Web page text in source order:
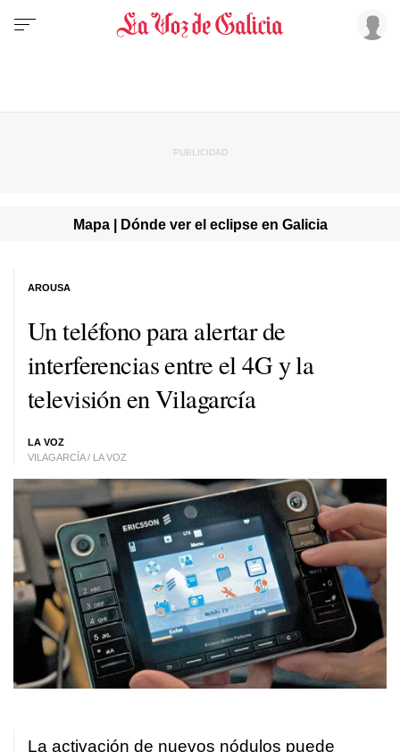
Mapa | Dónde ver el eclipse en Galicia
Un teléfono para alertar de
interferencias entre el 4G y la
televisión en Vilagarcía
LA VOZ
VILAGARCÍA / LA VOZ
AROUSA
La activación de nuevos nódulos puede